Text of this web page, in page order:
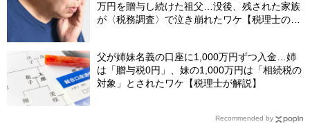
万円を贈与し続けた祖父…没後、残された家族
が〈税務調査〉で泣き崩れたワケ【税理士の助
父が姉妹名義の口座に1,000万円ずつ入金…姉
は「贈与税0円」、妹の1,000万円は「相続税の
対象」とされたワケ【税理士が解説】
Recommended by